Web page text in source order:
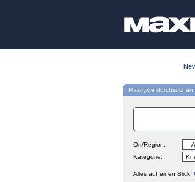
Maxity.de durchsuchen
Ort/Region:
Kategorie:
Alles auf einen Blick: